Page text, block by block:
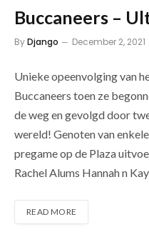
Buccaneers –
ByDjango December 2, 2021
Unieke opeenvolging van
Buccaneers toen ze
de weg en gevolgd door
wereld! Genoten van
pregame op de Plaza
Rachel Alums Hannah n
READ MORE